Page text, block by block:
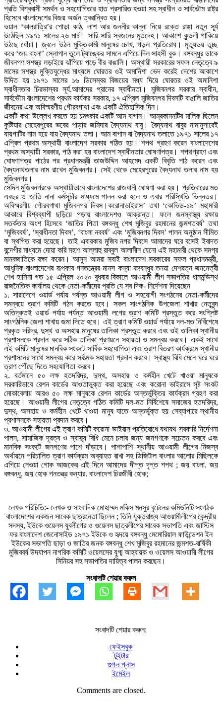
প্রতি বিশ্ববাসী সমর্থন ও সহযোগিতার হাত প্রসারিত হওয়া সহ স্বাধীন ও সার্বভৌম রাষ্ট্র
হিসেবে বাংলাদেশের বিজয় অর্জন ত্বরান্বিত হয়।
ভয়াল ‘কালরাত্রি’র পোড়া কাঠ, লাশ আর জননীর কান্না নিয়ে রক্তে রাঙা নতুন সূর্য
উঠেছিল ১৯৭১ সালের ২৬ মার্চ। সারি সারি স্বজনের মৃতদেহ। আকাশে কুন্ডলী পাকিয়ে
উঠছে ধোঁয়া। জ্বলে উঠল মুক্তিকামী মানুষের চোখ, গড়ল প্রতিরোধ। মৃত্যুভয় তুচ্ছ
করে ‘জয় বাংলা’ স্লোগান তুলে ট্যাঙ্কের সামনে এগিয়ে দিল সাহসী বুক। বঙ্গবন্ধুর ডাকে
জীবনপণ সশস্ত্র লড়াইয়ে ঝাঁপিয়ে পড়ে বীর বাঙালি। অস্থায়ী সরকারের সফল নেতৃত্বে ৯
মাসের সশস্ত্র মুক্তিযুদ্ধের মাধ্যমে ঘোরতর ওই অমানিশা ভেদ করেই দেশের আকাশে
উদিত হয় ১৯৭১ সালের ১৬ ডিসেম্বর বিজয়ের মধ্য দিয়ে ঘোরতর ওই অমানিশা
স্বাধীনতার চিরভাস্বর সূর্য.আমাদের প্রানের স্বাধীনতা। মুজিবনগর সরকার স্বাধীন,
সার্বভৌম বাংলাদেশের প্রথম কার্যকর সরকার, ১৭ এপ্রিল মুজিবনগর দিবসটি বাঙালি জাতির
জীবনের এক অবিস্মরণীয় গৌরবগাথা এবং একটি ঐতিহাসিক দিন।
একটি কথা উল্লেখ করতে হয় চমৎকার একটি আম বাগান। আম্রকাননটির মালিক ছিলেন
কুষ্টিয়ার মেহেরপুরের ভবের পাড়ার জমিদার বৈদ্যনাথ বাবু। বৈদ্যনাথ বাবুর নামানুসারেই
যায়গাটির নাম হয়ে যায় বৈদ্যনাথ তলা। আম বাগান বা বৈদ্যনাথ তলাতে ১৯৭১ সালের ১৭
এপ্রিল প্রথম অস্থায়ী বাংলাদেশ সরকার গঠিত হয়। শপথ গ্রহণ করেন বাংলাদেশের
প্রথম অস্থায়ী সরকার, পাঠ করা হয় বাংলাদেশ স্বাধীনতার ঘোষণাপত্র। শপথগ্রহণ এবং
ঘোষণাপত্র পাঠের পর প্রধানমন্ত্রী তাজউদ্দিন আহমেদ একটি বিবৃতি পাঠ করেন এবং
বৈদ্যনাথতলার নাম রাখেন মুজিবনগর। সেই থেকে মেহেরপুরের বৈদ্যনাথ তলার নাম হয়
মুজিবনগর।
সেদিন মুজিবনগরকে অস্থায়ীভাবে বাংলাদেশের রাজধানী ঘোষণা করা হয়। প্রতিবারের মত
এবছর ও জাতি নানা কর্মসূচীর মাধ্যমে পালন করা হলে ও এবার পরিস্থিতি ভিন্নতর।
অবিস্মরণীয় গৌরবগাথা মুজিবনগর দিবস।করোনাভাইরাস’ তথা ‘কোভিড-১৯’ মহামারী
আকারে বিশ্বব্যাপী ছড়িয়ে পড়ায় বাংলাদেশও আক্রান্ত। ফলে জনস্বাস্থ্য রক্ষায়
সতর্কতার অংশ হিসেবে ‘জাতির পিতা বঙ্গবন্ধু শেখ মুজিবুর রহমানের জন্মশতবর্ষ’ তথা
‘মুজিববর্ষ’, ‘স্বাধীনতা দিবস’, ‘বাংলা নববর্ষ’ এবং ‘মুজিবনগর দিবস’ পালন অনুষ্ঠান সীমিত
বা স্থগিত করা হয়েছে। তাই এবারকার মুজিব নগর দিবসে আমাদের ঘরে বসেই ইবাদত
বন্দেগীর মাধ্যমে দোয়া করি মহাণ আল্লাহু রাব্বুল আলামীন যেনো এই মহামারী থেকে সমগ্র
মানবজাতিকে রক্ষা করেন। আসুন আমরা সবাই বাংলাদেশ সরকারের সফল প্রধানমন্ত্রী,
আধুনিক বাংলাদেশের রূপকার গনতন্ত্রের মানস কন্যা বঙ্গবন্ধুর তনয়া দেশরত্ন জননেত্রী
শেখ হাসিনা গত ১৫ এপ্রিল ২০২০ বুধবার বিকালে আওয়ামী লীগ সভাপতির ধানমন্ডিস্থ
রাজনৈতিক কার্যালয় থেকে নেতা-কর্মীদের প্রতি যে সব দিক- নির্দেশনা দিয়েছেন
১. সারাদেশে ওয়ার্ড পর্যায় পর্যন্ত আওয়ামী লীগ ও সহযোগী সংগঠনের নেতা-কর্মীদের
সমন্বয়ে ত্রাণ কমিটি গঠন করতে হবে। সকল সাংগঠনিক উপজেলা শাখার নেতৃবৃন্দ
অতিদ্রুতই ওয়ার্ড পর্যায় পর্যন্ত আওয়ামী লগের ত্রাণ কমিটি প্রস্তুত করে সংশ্লিষ্ট
সাংগঠনিক জেলা শাখায় জমা দিতে হবে। এই ত্রাণ কমিটি ওয়ার্ড পর্যায়ে দল-মত নির্বিশেষে
প্রকৃত দরিদ্র, দুস্থ ও অসহায় মানুষের তালিকা প্রস্তুত করবে এবং ওই তালিকা স্থানীয়
প্রশাসনকে প্রদান করে সঠিক তালিকা প্রণয়নে সহায়তা ও সমন্বয় করবে। একই সাথে
এই কমিটি মানুষের মানবিক সংকটে সার্বিক সহযোগিতা এবং ত্রাণ বিতরণ কার্যক্রমে স্থানীয়
প্রশাসনের সাথে সমন্বয় করে সর্বাত্মক সহায়তা প্রদান করবে। স্বাস্থ্য বিধি মেনে ঘরে ঘরে
ত্রাণ পৌঁছে দিতে সহযোগিতা করবে।
২. বর্তমানে ৫০ লক্ষ হতদরিদ্র, দুস্থ, অসহায় ও কর্মহীন খেটে খাওয়া মানুষকে
সরকারিভাবে রেশন কার্ডের আওতাভুক্ত করা হয়েছে এবং করোনা ভাইরাসে সৃষ্ট সংকট
মোকাবেলায় আরও ৫০ লক্ষ মানুষকে রেশন কার্ডের অন্তর্ভুক্তির কার্যক্রম গ্রহণ করা
হয়েছে। আওয়ামী লীগের নেতৃত্বে গঠিত কমিটি দল-মত নির্বিশেষে সমাজের হতদরিদ্র,
দুস্থ, অসহায় ও কর্মহীন খেটে খাওয়া মানুষ যাতে অন্তর্ভুক্ত হয় সেব্যাপারে স্থানীয়
প্রশাসনকে সহায়তা প্রদান করবে।
৩. আওয়ামী লীগের এই ত্রাণ কমিটি করোনা ভাইরাস প্রতিরোধে যথাযথ সরকারি নির্দেশনা
পালন, সামাজিক দূরত্ব ও স্বাস্থ্য বিধি মেনে চলার জন্য জনগণকে সচেতন করবে এবং
মানবিক সংকটে জনগণের পাশে দাঁড়াবে। পাশাপাশি স্থানীয় আওয়ামী লীগের নিজস্ব
অর্থায়নে পরিচালিত ত্রাণ কার্যক্রম অব্যাহত রাখা সহ ডিজিটাল বাংলার আলোর মিছিলকে
এগিয়ে নেওয়া গোক আজকের এই দিনে আমাদের দীপ্ত দৃপ্ত শপথ ; জয় বাংলা. জয়
বঙ্গবন্ধু. জয় হোক গনতন্ত্র কন্যার. বাংলাদেশ চিরজীবী হোক;
লেখক পরিচিতি:- লেখক ও সাংবাদিক মোহাম্মদ মকিস মনসুর বৃটেনের কমিউনিটি সংগঠক
বাংলাদেশের একজন সাবেক ছাত্রনেতা ছিলেন ; তিনি যুক্তরাজ্য আওয়ামীলীগের কেন্দ্রীয়
সদস্য, ইউকে ওয়েলস যুবলীগের ও ওয়েলস ছাত্রলীগের সাবেক সভাপতি এবং জাস্টিস
ফর বাংলাদেশ জেনোসাইড ১৯৭১ ইউকে ও হৃদয়ে বঙ্গবন্ধু মেমোরিয়াল ফাউন্ডেশন ইন
ইউকের সভাপতি ছাড়া ও জাতির জনক বঙ্গবন্ধু শেখ মুজিবুর রহমানের জন্মশত-বার্ষিকী
মুজিববর্ষ উদযাপন নাগরিক কমিটি ওয়েলসের যুগ্ম আহবায়ক ও ওয়েলস আওয়ামী লীগের
সিনিয়র সহ সভাপতির দায়িত্ব পালন করছেন।
সংবাদটি শেয়ার করুন
সংবাদটি শেয়ার করুন:
ফেইসবুক
টুইটার
গুগল প্লাস
ইমেইল
Comments are closed.